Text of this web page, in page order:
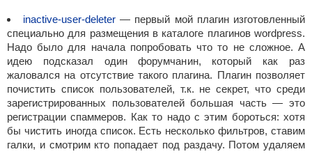
inactive-user-deleter — первый мой плагин изготовленный
специально для размещения в каталоге плагинов wordpress.
Надо было для начала попробовать что то не сложное. А
идею подсказал один форумчанин, который как раз
жаловался на отсутствие такого плагина. Плагин позволяет
почистить список пользователей, т.к. не секрет, что среди
зарегистрированных пользователей большая часть — это
регистрации спаммеров. Как то надо с этим бороться: xотя
бы чистить иногда список. Есть несколько фильтров, ставим
галки, и смотрим кто попадает под раздачу. Потом удаляем